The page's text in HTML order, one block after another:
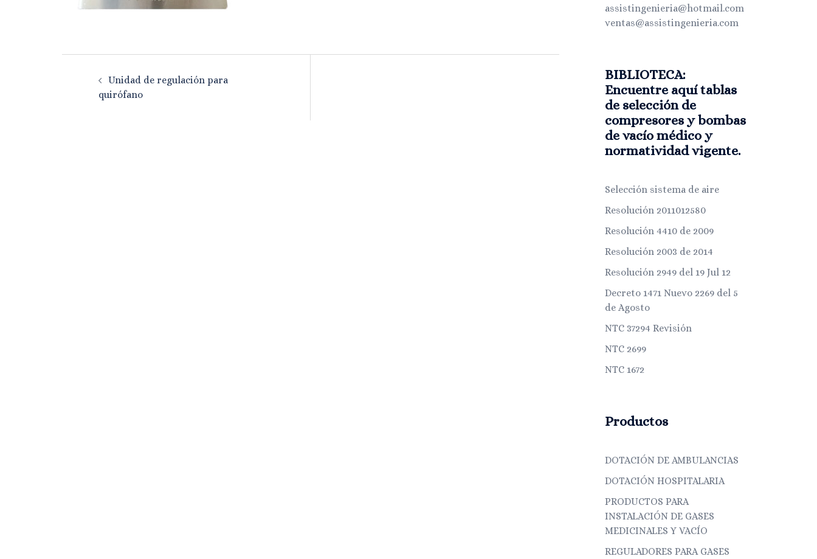
Navegación
Unidad de regulación para
quirófano
assistingenieria@hotmail.com
ventas@assistingenieria.com
BIBLIOTECA:
Encuentre aquí tablas
de selección de
compresores y bombas
de vacío médico y
normatividad vigente.
Selección sistema de aire
Resolución 2011012580
Resolución 4410 de 2009
Resolución 2003 de 2014
Resolución 2949 del 19 Jul 12
Decreto 1471 Nuevo 2269 del 5
de Agosto
NTC 37294 Revisión
NTC 2699
NTC 1672
Productos
DOTACIÓN DE AMBULANCIAS
DOTACIÓN HOSPITALARIA
PRODUCTOS PARA
INSTALACIÓN DE GASES
MEDICINALES Y VACÍO
REGULADORES PARA GASES